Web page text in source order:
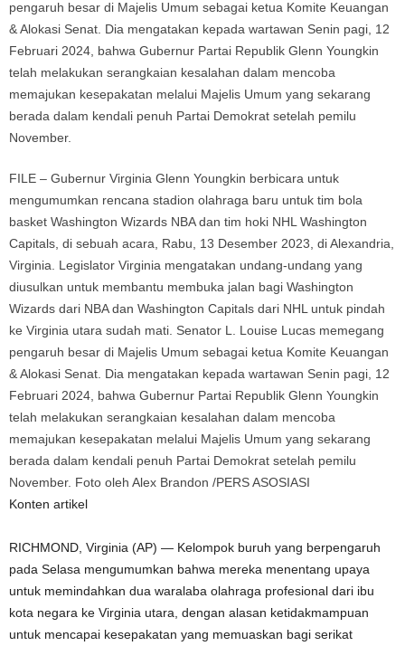
FILE – Gubernur Virginia Glenn Youngkin berbicara untuk
mengumumkan rencana stadion olahraga baru untuk tim bola
basket Washington Wizards NBA dan tim hoki NHL Washington
Capitals, di sebuah acara, Rabu, 13 Desember 2023, di Alexandria,
Virginia. Legislator Virginia mengatakan undang-undang yang
diusulkan untuk membantu membuka jalan bagi Washington
Wizards dari NBA dan Washington Capitals dari NHL untuk pindah
ke Virginia utara sudah mati. Senator L. Louise Lucas memegang
pengaruh besar di Majelis Umum sebagai ketua Komite Keuangan
& Alokasi Senat. Dia mengatakan kepada wartawan Senin pagi, 12
Februari 2024, bahwa Gubernur Partai Republik Glenn Youngkin
telah melakukan serangkaian kesalahan dalam mencoba
memajukan kesepakatan melalui Majelis Umum yang sekarang
berada dalam kendali penuh Partai Demokrat setelah pemilu
November. Foto oleh Alex Brandon /PERS ASOSIASI
Konten artikel
RICHMOND, Virginia (AP) — Kelompok buruh yang berpengaruh
pada Selasa mengumumkan bahwa mereka menentang upaya
untuk memindahkan dua waralaba olahraga profesional dari ibu
kota negara ke Virginia utara, dengan alasan ketidakmampuan
untuk mencapai kesepakatan yang memuaskan bagi serikat